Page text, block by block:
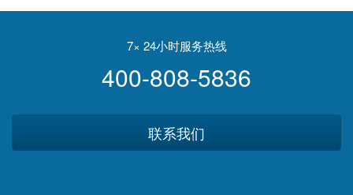
明市累计确诊超10万
宾越南等国搞双边军演
7× 24小时服务热线
400-808-5836
联系我们